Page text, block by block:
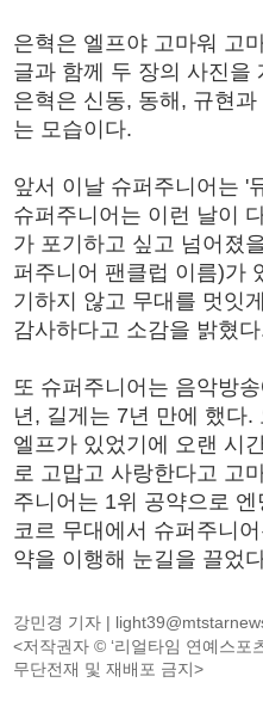
은혁은 엘프야 고마워 고
글과 함께 두 장의 사진을
은혁은 신동, 동해, 규현
는 모습이다.
앞서 이날 슈퍼주니어는 '
슈퍼주니어는 이런 날이
가 포기하고 싶고 넘어졌
퍼주니어 팬클럽 이름)가
기하지 않고 무대를 멋잇
감사하다고 소감을 밝혔
또 슈퍼주니어는 음악방
년, 길게는 7년 만에 했다
엘프가 있었기에 오랜 시
로 고맙고 사랑한다고 고
주니어는 1위 공약으로
코르 무대에서 슈퍼주니
약을 이행해 눈길을 끌었
강민경 기자 |
<저작권자 © ‘리얼타임 연예스포
무단전재 및 재배포 금지>